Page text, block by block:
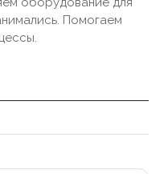
Помогаем